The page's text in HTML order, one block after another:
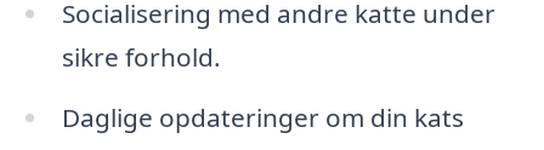
Socialisering med andre katte under
sikre forhold.
Daglige opdateringer om din kats